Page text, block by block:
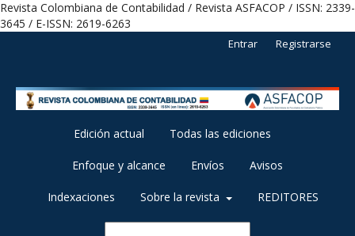
Revista Colombiana de Contabilidad / Revista ASFACOP / ISSN: 2339-
3645 / E-ISSN: 2619-6263
Edición actual Todas las ediciones
Enfoque y alcance Envíos Avisos
Indexaciones Sobre la revista REDITORES
Entrar Registrarse